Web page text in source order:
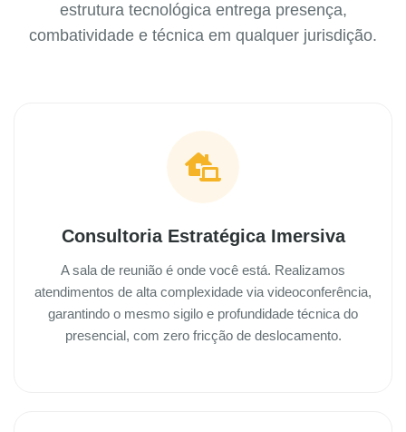
estrutura tecnológica entrega presença,
combatividade e técnica em qualquer jurisdição.
Consultoria Estratégica Imersiva
A sala de reunião é onde você está. Realizamos
atendimentos de alta complexidade via videoconferência,
garantindo o mesmo sigilo e profundidade técnica do
presencial, com zero fricção de deslocamento.